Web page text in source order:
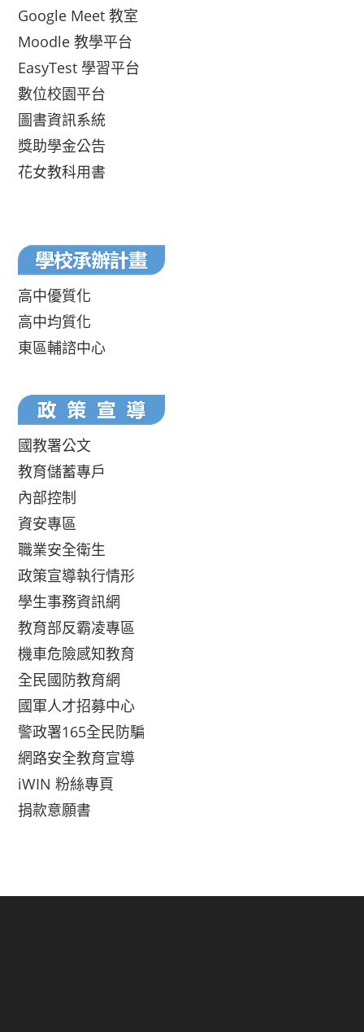
Google Meet 教室
Moodle 教學平台
EasyTest 學習平台
數位校園平台
圖書資訊系統
獎助學金公告
花女教科用書
高中優質化
高中均質化
東區輔諮中心
國教署公文
教育儲蓄專戶
內部控制
資安專區
職業安全衛生
政策宣導執行情形
學生事務資訊網
教育部反霸凌專區
機車危險感知教育
全民國防教育網
國軍人才招募中心
警政署165全民防騙
網路安全教育宣導
iWIN 粉絲專頁
捐款意願書